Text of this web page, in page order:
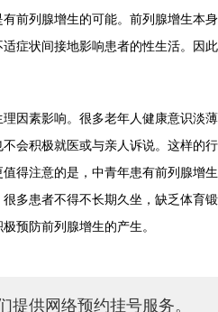
前列腺增生的可能。前列腺增生本
症状间接地影响患者的性生活。因
素影响。很多老年人健康意识淡
会积极就医或与亲人诉说。这样的
得注意的是，中青年患有前列腺增
多患者不得不长期久坐，缺乏体育
预防前列腺增生的产生。
提供网络预约挂号服务。